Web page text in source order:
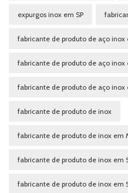
expurgos inox em SP
fabricante de produto de aço inox
fabricante de produto de aço inox
fabricante de produto de aço inox
fabricante de produto de inox
fabricante de produto de inox em
fabricante de produto de inox em
fabricante de produto de inox em